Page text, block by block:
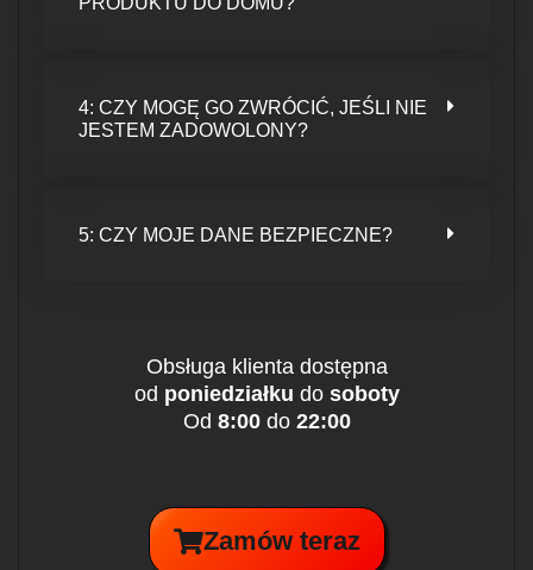
4: CZY MOGĘ GO ZWRÓCIĆ, JEŚLI NIE
JESTEM ZADOWOLONY?
5: CZY MOJE DANE BEZPIECZNE?
Obsługa klienta dostępna
od poniedziałku do soboty
Od 8:00do 22:00
Zamów teraz